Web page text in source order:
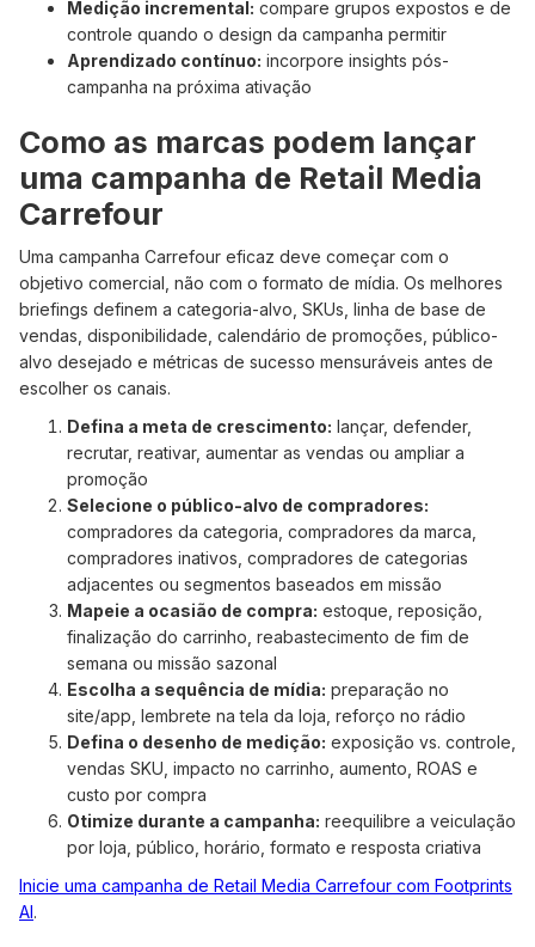
Medição incremental: compare grupos expostos e de
controle quando o design da campanha permitir
Aprendizado contínuo: incorpore insights pós-
campanha na próxima ativação
Como as marcas podem lançar
uma campanha de Retail Media
Carrefour
Uma campanha Carrefour eficaz deve começar com o
objetivo comercial, não com o formato de mídia. Os melhores
briefings definem a categoria-alvo, SKUs, linha de base de
vendas, disponibilidade, calendário de promoções, público-
alvo desejado e métricas de sucesso mensuráveis antes de
escolher os canais.
Defina a meta de crescimento: lançar, defender,
recrutar, reativar, aumentar as vendas ou ampliar a
promoção
Selecione o público-alvo de compradores:
compradores da categoria, compradores da marca,
compradores inativos, compradores de categorias
adjacentes ou segmentos baseados em missão
Mapeie a ocasião de compra: estoque, reposição,
finalização do carrinho, reabastecimento de fim de
semana ou missão sazonal
Escolha a sequência de mídia: preparação no
site/app, lembrete na tela da loja, reforço no rádio
Defina o desenho de medição: exposição vs. controle,
vendas SKU, impacto no carrinho, aumento, ROAS e
custo por compra
Otimize durante a campanha: reequilibre a veiculação
por loja, público, horário, formato e resposta criativa
Inicie uma campanha de Retail Media Carrefour com Footprints
AI.